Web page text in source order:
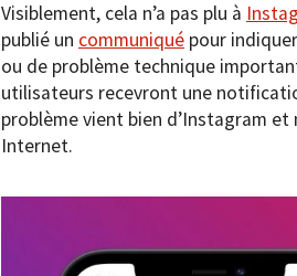
Visiblement, cela n’a pas plu à
publié un communiqué pour
ou de problème technique
utilisateurs recevront une
problème vient bien d’Instagram
Internet.